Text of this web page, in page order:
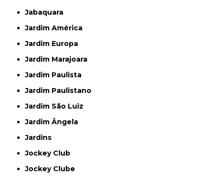
Jabaquara
Jardim América
Jardim Europa
Jardim Marajoara
Jardim Paulista
Jardim Paulistano
Jardim São Luiz
Jardim Ângela
Jardins
Jockey Club
Jockey Clube